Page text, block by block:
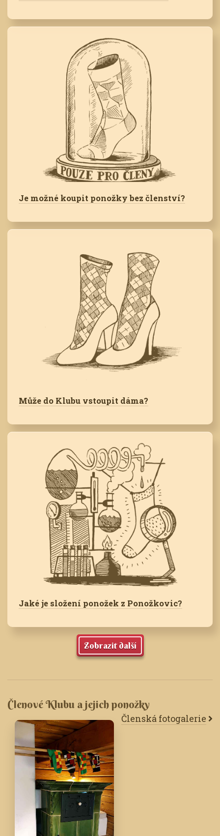
Je možné koupit ponožky bez členství?
Může do Klubu vstoupit dáma?
Jaké je složení ponožek z Ponožkovic?
Zobrazit další
Členové Klubu a jejich ponožky
Členská fotogalerie